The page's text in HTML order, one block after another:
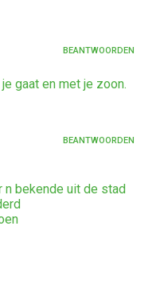
BEANTWOORDEN
gaat en met je zoon.
BEANTWOORDEN
n bekende uit de stad